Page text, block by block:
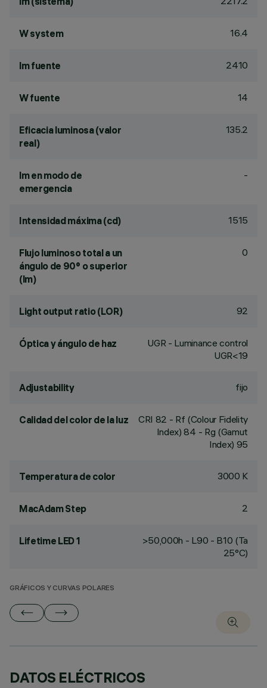
W system 16.4
lm fuente 2410
W fuente 14
Eficacia luminosa (valor
real)
135.2
lm en modo de
emergencia
-
Intensidad máxima (cd) 1515
Flujo luminoso total a un
ángulo de 90° o superior
(lm)
0
Light output ratio (LOR) 92
Óptica y ángulo de haz
UGR - Luminance control
UGR<19
Adjustability fijo
Calidad del color de la luz CRI 82 - Rf (Colour Fidelity
Index) 84 - Rg (Gamut
Index) 95
Temperatura de color 3000 K
MacAdam Step 2
Lifetime LED 1
>50,000h - L90 - B10 (Ta
25°C)
GRÁFICOS Y CURVAS POLARES
DATOS ELÉCTRICOS